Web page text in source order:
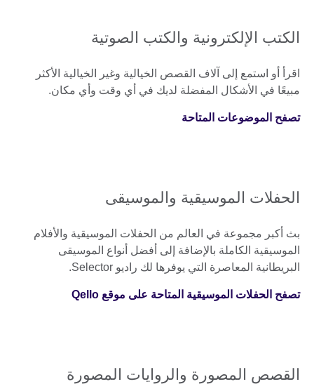
الكتب الإلكترونية والكتب الصوتية
اقرأ أو استمع إلى آلاف القصص الخيالية وغير الخيالية الأكثر
مبيعًا في الأشكال المفضلة لديك في أي وقت وأي مكان.
تصفح الموضوعات المتاحة
الحفلات الموسيقية والموسيقى
بث أكبر مجموعة في العالم من الحفلات الموسيقية والأفلام
الموسيقية الكاملة بالإضافة إلى أفضل أنواع الموسيقى
البريطانية المعاصرة التي يوفرها لك راديو Selector.
تصفح الحفلات الموسيقية المتاحة على موقع Qello
القصص المصورة والروايات المصورة